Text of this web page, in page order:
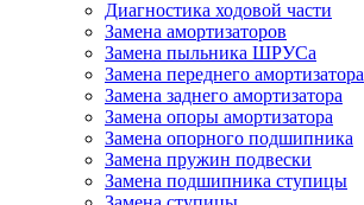
Диагностика ходовой части
Замена амортизаторов
Замена пыльника ШРУСа
Замена переднего амортизатора
Замена заднего амортизатора
Замена опоры амортизатора
Замена опорного подшипника
Замена пружин подвески
Замена подшипника ступицы